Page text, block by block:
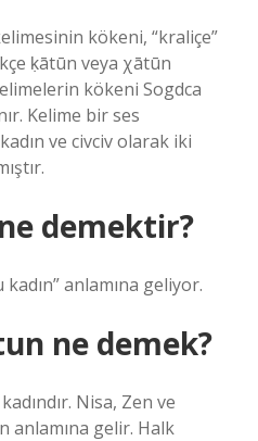
kökeni, “kraliçe”
ḳātūn veya χātūn
kökeni Sogdca
Kelime bir ses
ve civciv olarak iki
demektir?
anlamına geliyor.
ne demek?
Nisa, Zen ve
anlamına gelir. Halk